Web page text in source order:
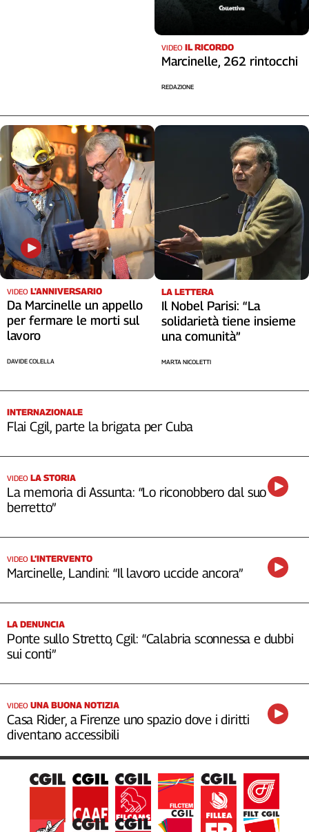
VIDEO IL RICORDO
Marcinelle, 262 rintocchi
REDAZIONE
VIDEO L'ANNIVERSARIO
Da Marcinelle un appello
per fermare le morti sul
lavoro
DAVIDE COLELLA
LA LETTERA
Il Nobel Parisi: “La
solidarietà tiene insieme
una comunità”
MARTA NICOLETTI
INTERNAZIONALE
Flai Cgil, parte la brigata per Cuba
VIDEO LA STORIA
La memoria di Assunta: “Lo riconobbero dal suo
berretto”
VIDEO L’INTERVENTO
Marcinelle, Landini: “Il lavoro uccide ancora”
LA DENUNCIA
Ponte sullo Stretto, Cgil: “Calabria sconnessa e dubbi
sui conti”
VIDEO UNA BUONA NOTIZIA
Casa Rider, a Firenze uno spazio dove i diritti
diventano accessibili